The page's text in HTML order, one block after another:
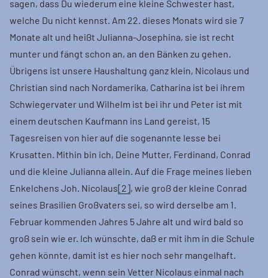
sagen, dass Du wiederum eine kleine Schwester hast,
welche Du nicht kennst. Am 22. dieses Monats wird sie 7
Monate alt und heißt Julianna-Josephina, sie ist recht
munter und fängt schon an, an den Bänken zu gehen.
Übrigens ist unsere Haushaltung ganz klein, Nicolaus und
Christian sind nach Nordamerika, Catharina ist bei ihrem
Schwiegervater und Wilhelm ist bei ihr und Peter ist mit
einem deutschen Kaufmann ins Land gereist, 15
Tagesreisen von hier auf die sogenannte Iesse bei
Krusatten. Mithin bin ich, Deine Mutter, Ferdinand, Conrad
und die kleine Julianna allein. Auf die Frage meines lieben
Enkelchens Joh. Nicolaus[2], wie groß der kleine Conrad
seines Brasilien Großvaters sei, so wird derselbe am 1.
Februar kommenden Jahres 5 Jahre alt und wird bald so
groß sein wie er. Ich wünschte, daß er mit ihm in die Schule
gehen könnte, damit ist es hier noch sehr mangelhaft.
Conrad wünscht, wenn sein Vetter Nicolaus einmal nach